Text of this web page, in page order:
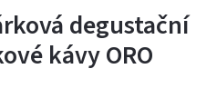
degustační
kávy ORO